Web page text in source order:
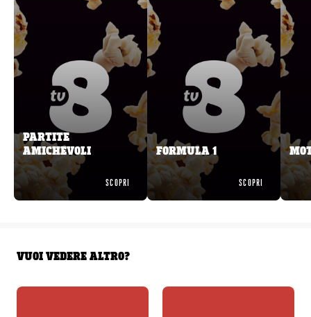
PARTITE
AMICHEVOLI
SCOPRI
FORMULA 1
SCOPRI
VUOI VEDERE ALTRO?